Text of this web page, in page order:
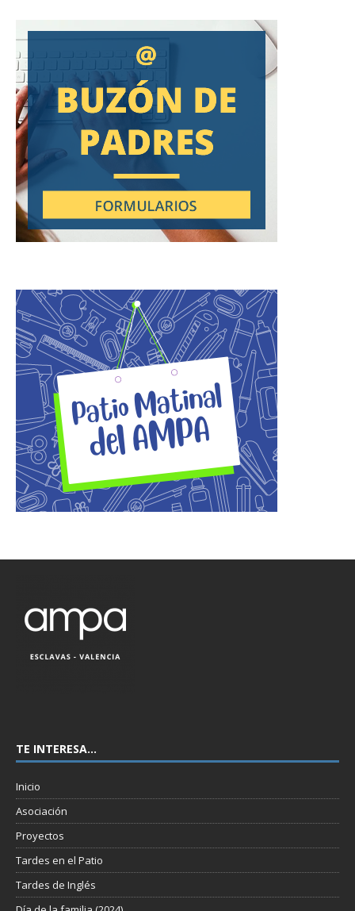
TE INTERESA…
Inicio
Asociación
Proyectos
Tardes en el Patio
Tardes de Inglés